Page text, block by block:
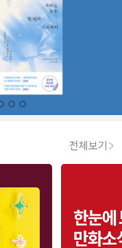
전체보기